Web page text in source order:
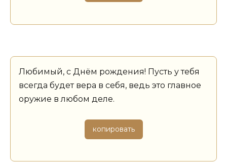
Любимый, с Днём рождения! Пусть у тебя
всегда будет вера в себя, ведь это главное
оружие в любом деле.
копировать